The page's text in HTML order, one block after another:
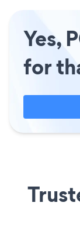
Yes,
for